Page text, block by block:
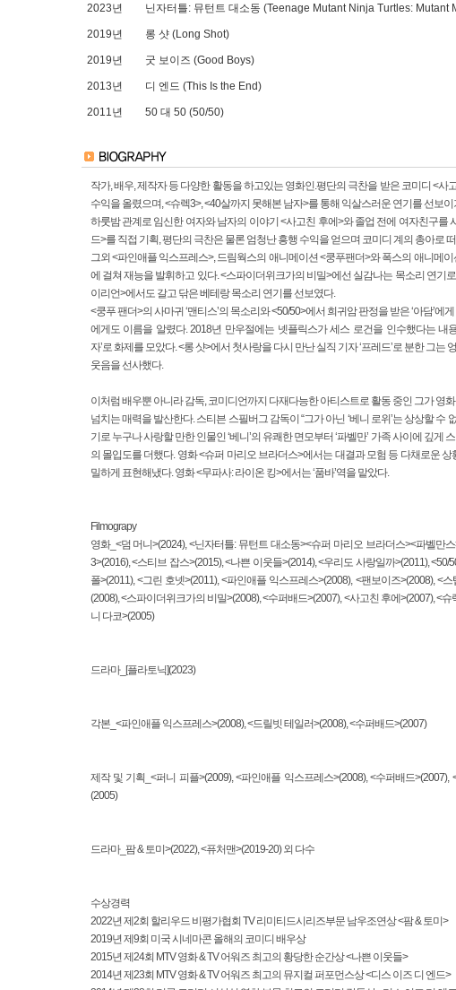
2023년 닌자터틀: 뮤턴트 대소동 (Teenage Mutant Ninja Turtles: Mutant
2019년 롱 샷 (Long Shot)
2019년 굿 보이즈 (Good Boys)
2013년 디 엔드 (This Is the End)
2011년 50 대 50 (50/50)
작가, 배우, 제작자 등 다양한 활동을 하고있는 영화인.평단의 극찬을 받은 코미디 <
수익을 올렸으며, <슈렉3>, <40살까지 못해본 남자>를 통해 익살스러운 연기를 선보이
하룻밤 관계로 임신한 여자와 남자의 이야기 <사고친 후에>와 졸업 전에 여자친구를
드>를 직접 기획, 평단의 극찬은 물론 엄청난 흥행 수익을 얻으며 코미디 계의 총아로
그외 <파인애플 익스프레스>, 드림웍스의 애니메이션 <쿵푸팬더>와 폭스의 애니메
에 걸쳐 재능을 발휘하고 있다. <스파이더위크가의 비밀>에선 실감나는 목소리 연기
이리언>에서도 갈고 닦은 베테랑 목소리 연기를 선보였다.
<쿵푸 팬더>의 사마귀 ‘맨티스’의 목소리와 <50/50>에서 희귀암 판정을 받은 ‘아담’
에게도 이름을 알렸다. 2018년 만우절에는 넷플릭스가 세스 로건을 인수했다는 내
자’로 화제를 모았다. <롱 샷>에서 첫사랑을 다시 만난 실직 기자 ‘프레드’로 분한 그
웃음을 선사했다.
이처럼 배우뿐 아니라 감독, 코미디언까지 다재다능한 아티스트로 활동 중인 그가 영
넘치는 매력을 발산한다. 스티븐 스필버그 감독이 “그가 아닌 ‘베니 로위’는 상상할 수
기로 누구나 사랑할 만한 인물인 ‘베니’의 유쾌한 면모부터 ‘파벨만’ 가족 사이에 깊게
의 몰입도를 더했다. 영화 <슈퍼 마리오 브라더스>에서는 대결과 모험 등 다채로운 상
밀하게 표현해냈다. 영화 <무파사: 라이온 킹>에서는 ‘품바’역을 맡았다.
Filmograpy
영화_<덤 머니>(2024), <닌자터틀: 뮤턴트 대소동><슈퍼 마리오 브라더스><파벨만
3>(2016), <스티브 잡스>(2015), <나쁜 이웃들>(2014), <우리도 사랑일까>(2011),
폴>(2011), <그린 호넷>(2011), <파인애플 익스프레스>(2008), <팬보이즈>(2008), <
(2008), <스파이더위크가의 비밀>(2008), <수퍼배드>(2007), <사고친 후에>(2007), <
니 다코>(2005)
드라마_[플라토닉](2023)
각본_<파인애플 익스프레스>(2008), <드릴빗 테일러>(2008), <수퍼배드>(2007)
제작 및 기획_<퍼니 피플>(2009), <파인애플 익스프레스>(2008), <수퍼배드
(2005)
드라마_팜 & 토미>(2022), <퓨처맨>(2019-20) 외 다수
수상경력
2022년 제2회 할리우드 비평가협회 TV 리미티드시리즈부문 남우조연상 <팜 & 토미>
2019년 제9회 미국 시네마콘 올해의 코미디 배우상
2015년 제24회 MTV 영화 & TV 어워즈 최고의 황당한 순간상 <나쁜 이웃들>
2014년 제23회 MTV 영화 & TV 어워즈 최고의 뮤지컬 퍼포먼스상 <디스 이즈 디 엔드>